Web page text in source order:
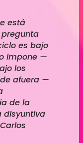
está
es bajo
impone —
los
afuera —
de la
disyuntiva